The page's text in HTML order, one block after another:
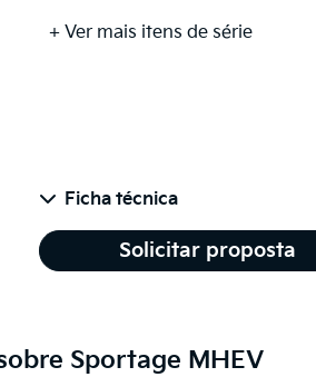
+ Ver mais itens de série
Ficha técnica
Solicitar proposta
Sportage MHEV